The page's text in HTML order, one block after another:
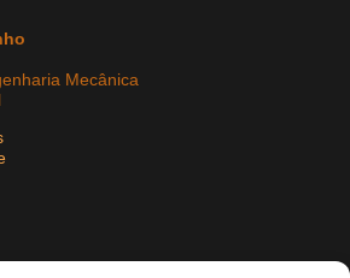
Mecânica